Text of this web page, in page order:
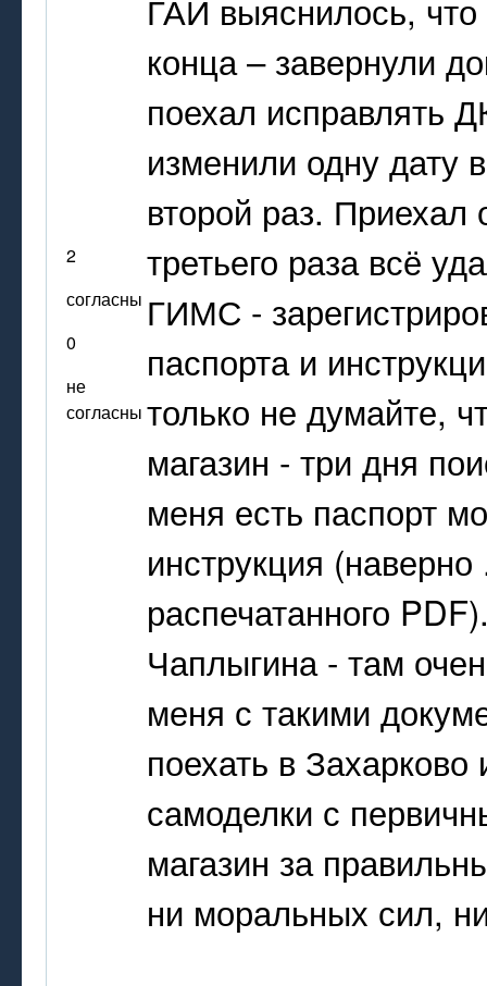
2
согласны
0
не
согласны
ГАИ выяснилось,
конца – завернули
поехал исправлять
изменили одну дату
второй раз.
третьего раза всё
ГИМС -
паспорта и
только не думайте,
магазин - три дня
меня есть паспорт
инструкция
распечатанного
Чаплыгина - там
меня с такими
поехать в Захарково
самоделки с
магазин за
ни моральных сил,